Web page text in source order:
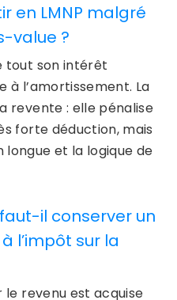
en LMNP malgré
value ?
tout son intérêt
l’amortissement. La
revente : elle pénalise
forte déduction, mais
et la logique de
il conserver un
l’impôt sur la
le revenu est acquise